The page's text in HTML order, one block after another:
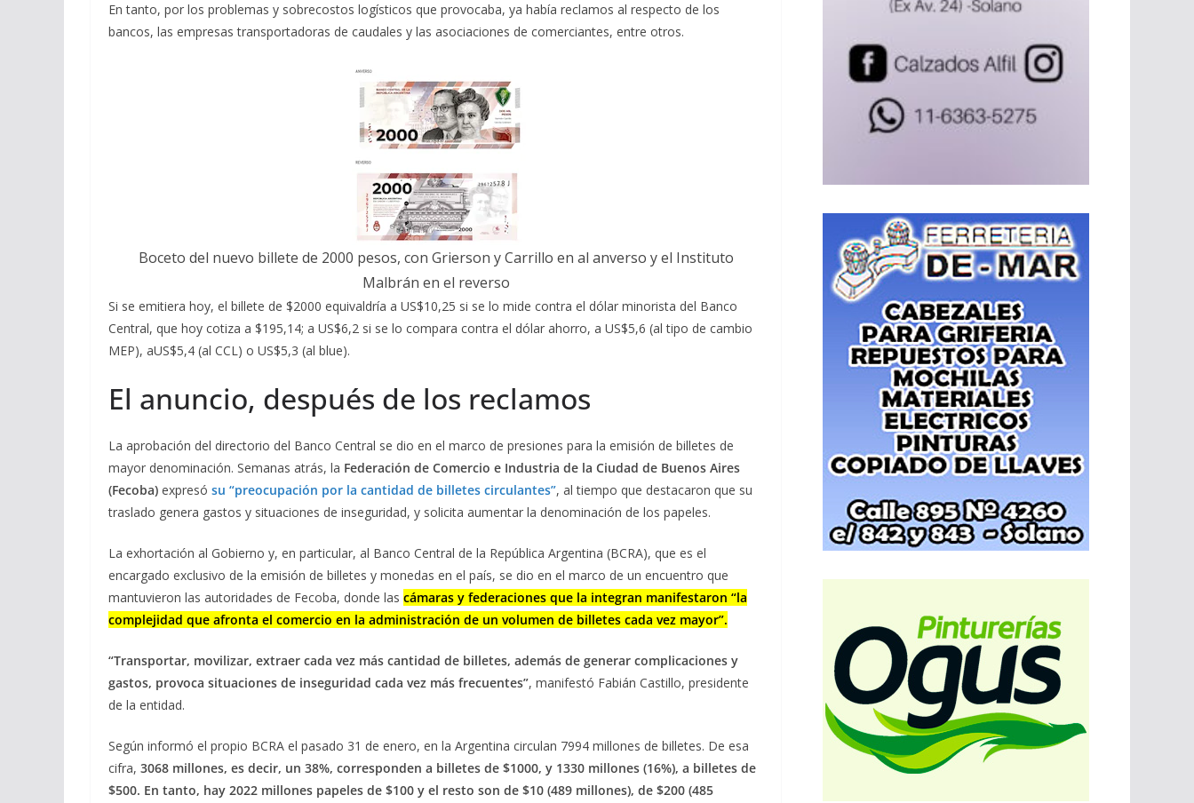
En tanto, por los problemas y sobrecostos logísticos que provocaba, ya había reclamos al respecto de los
bancos, las empresas transportadoras de caudales y las asociaciones de comerciantes, entre otros.
Boceto del nuevo billete de 2000 pesos, con Grierson y Carrillo en al anverso y el Instituto
Malbrán en el reverso
Si se emitiera hoy, el billete de $2000 equivaldría a US$10,25 si se lo mide contra el dólar minorista del Banco
Central, que hoy cotiza a $195,14; a US$6,2 si se lo compara contra el dólar ahorro, a US$5,6 (al tipo de cambio
MEP), aUS$5,4 (al CCL) o US$5,3 (al blue).
El anuncio, después de los reclamos
La aprobación del directorio del Banco Central se dio en el marco de presiones para la emisión de billetes de
mayor denominación. Semanas atrás, la Federación de Comercio e Industria de la Ciudad de Buenos Aires
(Fecoba) expresó su “preocupación por la cantidad de billetes circulantes”, al tiempo que destacaron que su
traslado genera gastos y situaciones de inseguridad, y solicita aumentar la denominación de los papeles.
La exhortación al Gobierno y, en particular, al Banco Central de la República Argentina (BCRA), que es el
encargado exclusivo de la emisión de billetes y monedas en el país, se dio en el marco de un encuentro que
mantuvieron las autoridades de Fecoba, donde las cámaras y federaciones que la integran manifestaron “la
complejidad que afronta el comercio en la administración de un volumen de billetes cada vez mayor”.
“Transportar, movilizar, extraer cada vez más cantidad de billetes, además de generar complicaciones y
gastos, provoca situaciones de inseguridad cada vez más frecuentes”, manifestó Fabián Castillo, presidente
de la entidad.
Según informó el propio BCRA el pasado 31 de enero, en la Argentina circulan 7994 millones de billetes. De esa
cifra, 3068 millones, es decir, un 38%, corresponden a billetes de $1000, y 1330 millones (16%), a billetes de
$500. En tanto, hay 2022 millones papeles de $100 y el resto son de $10 (489 millones), de $200 (485